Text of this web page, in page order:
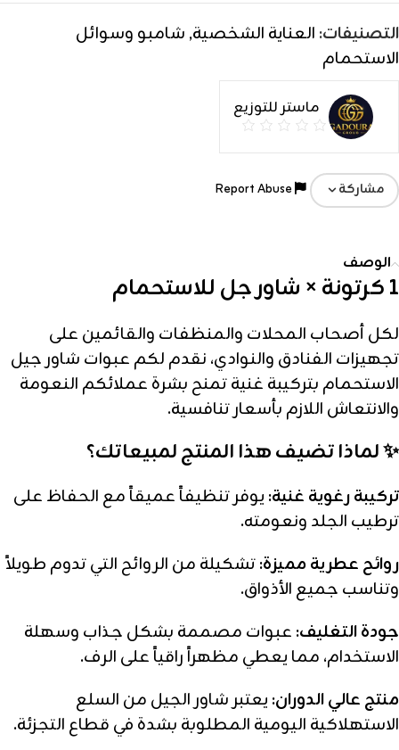
التصنيفات: العناية الشخصية, شامبو وسوائل
الاستحمام
ماستر للتوزيع
مشاركة
الوصف
1 كرتونة × شاور جل للاستحمام
لكل أصحاب المحلات والمنظفات والقائمين على
تجهيزات الفنادق والنوادي، نقدم لكم عبوات شاور جيل
الاستحمام بتركيبة غنية تمنح بشرة عملائكم النعومة
والانتعاش اللازم بأسعار تنافسية.
✨ لماذا تضيف هذا المنتج لمبيعاتك؟
تركيبة رغوية غنية: يوفر تنظيفاً عميقاً مع الحفاظ على
ترطيب الجلد ونعومته.
روائح عطرية مميزة:تشكيلة من الروائح التي تدوم طويلاً
وتناسب جميع الأذواق.
جودة التغليف: عبوات مصممة بشكل جذاب وسهلة
الاستخدام، مما يعطي مظهراً راقياً على الرف.
منتج عالي الدوران: يعتبر شاور الجيل من السلع
الاستهلاكية اليومية المطلوبة بشدة في قطاع التجزئة.